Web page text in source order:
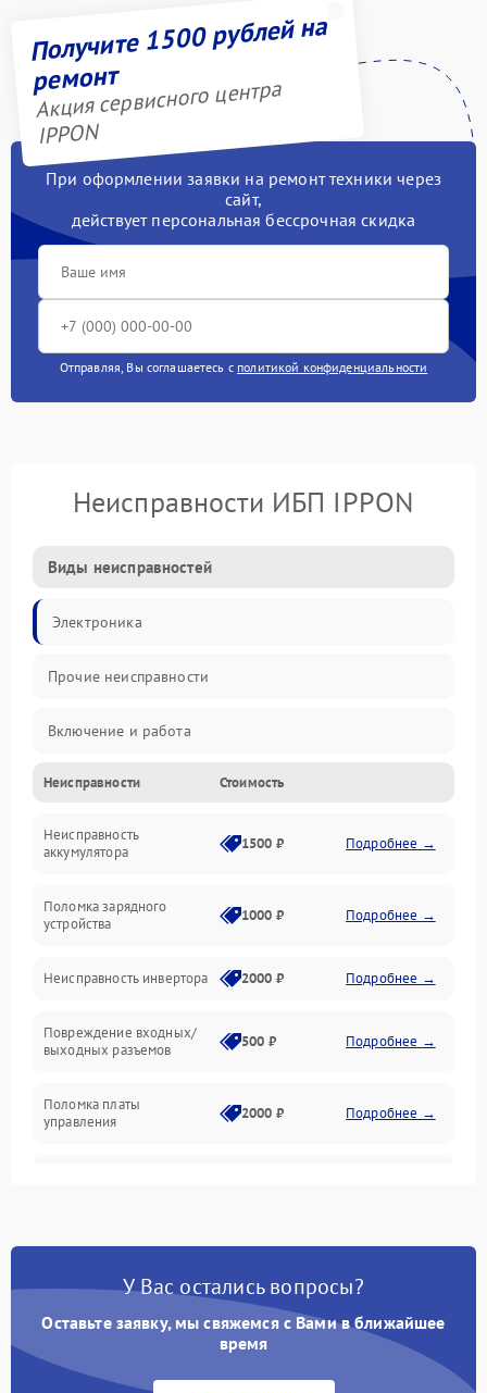
Получите 1500 рублей на
ремонт
Акция сервисного центра
IPPON
При оформлении заявки на ремонт техники через
сайт,
действует персональная бессрочная скидка
Отправляя, Вы соглашаетесь с политикой конфиденциальности
Неисправности ИБП IPPON
Виды неисправностей
Электроника
Прочие неисправности
Включение и работа
Работа с нагрузкой
Звук и индикация
Механические повреждения
Механика
Неисправности Стоимость
Неисправность
аккумулятора
1500 ₽ Подробнее →
Поломка зарядного
устройства
1000 ₽ Подробнее →
Неисправность инвертора 2000 ₽ Подробнее →
Повреждение входных/
выходных разъемов
500 ₽ Подробнее →
Поломка платы
управления
2000 ₽ Подробнее →
Повреждение
Поломка предохранителя 100 ₽ Подробнее →
Неисправность системы
1000 ₽
У Вас остались вопросы?
Оставьте заявку, мы свяжемся с Вами в ближайшее
время